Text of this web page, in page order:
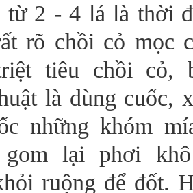
từ 2 - 4 lá là thời
rõ chồi cỏ mọc
tiêu chồi cỏ,
là dùng cuốc,
những khóm
lại phơi
ruộng để đốt.